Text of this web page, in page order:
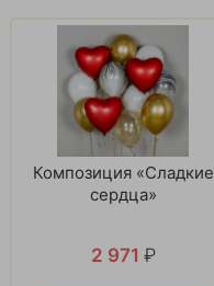
Композиция «Сладкие
сердца»
2 971 ₽